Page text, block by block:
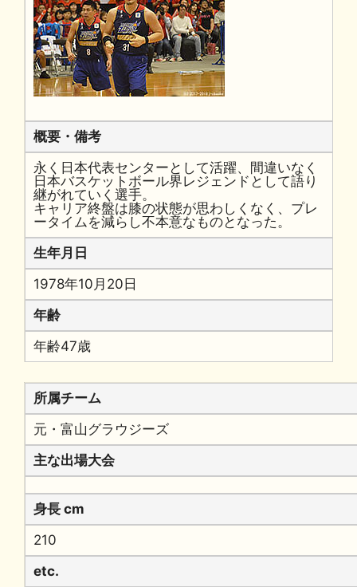
概要・備考
永く日本代表センターとして活躍、間違いなく
日本バスケットボール界レジェンドとして語り
継がれていく選手。
キャリア終盤は膝の状態が思わしくなく、プレ
ータイムを減らし不本意なものとなった。
生年月日
1978年10月20日
年齢
年齢47歳
所属チーム
元・富山グラウジーズ
主な出場大会
身長 cm
210
etc.